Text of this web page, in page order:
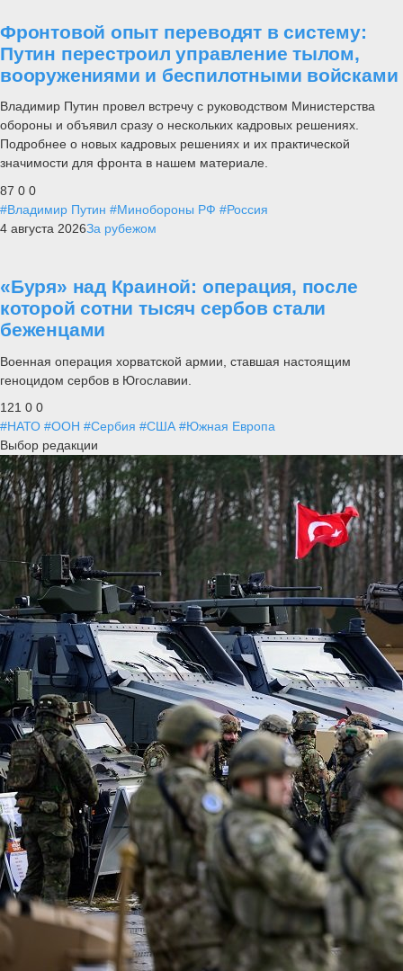
Фронтовой опыт переводят в систему:
Путин перестроил управление тылом,
вооружениями и беспилотными войсками
Владимир Путин провел встречу с руководством Министерства
обороны и объявил сразу о нескольких кадровых решениях.
Подробнее о новых кадровых решениях и их практической
значимости для фронта в нашем материале.
87 0 0
#Владимир Путин #Минобороны РФ #Россия
4 августа 2026За рубежом
«Буря» над Краиной: операция, после
которой сотни тысяч сербов стали
беженцами
Военная операция хорватской армии, ставшая настоящим
геноцидом сербов в Югославии.
121 0 0
#НАТО #ООН #Сербия #США #Южная Европа
Выбор редакции